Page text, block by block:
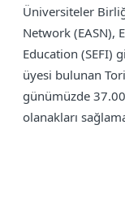
Üniversiteler
Network (EASN),
Education (SEFI)
üyesi bulunan
günümüzde
olanakları